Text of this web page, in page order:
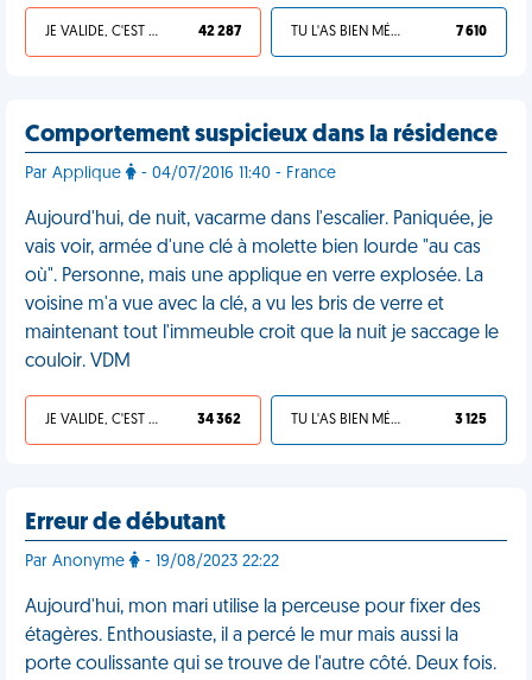
JE VALIDE, C'EST UNE VDM 42 287 TU L'AS BIEN MÉRITÉ 7 610
Comportement suspicieux dans la résidence
Par Applique - 04/07/2016 11:40 - France
Aujourd'hui, de nuit, vacarme dans l'escalier. Paniquée, je
vais voir, armée d'une clé à molette bien lourde "au cas
où". Personne, mais une applique en verre explosée. La
voisine m'a vue avec la clé, a vu les bris de verre et
maintenant tout l'immeuble croit que la nuit je saccage le
couloir. VDM
JE VALIDE, C'EST UNE VDM 34 362 TU L'AS BIEN MÉRITÉ 3 125
Erreur de débutant
Par Anonyme - 19/08/2023 22:22
Aujourd'hui, mon mari utilise la perceuse pour fixer des
étagères. Enthousiaste, il a percé le mur mais aussi la
porte coulissante qui se trouve de l'autre côté. Deux fois.